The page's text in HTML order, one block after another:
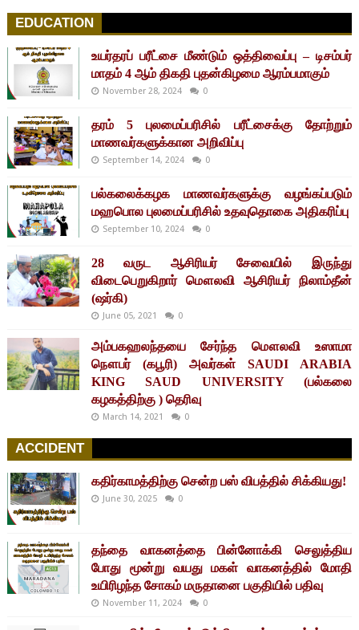
EDUCATION
உயர்தரப் பரீட்சை மீண்டும் ஒத்திவைப்பு – டிசம்பர்
மாதம் 4 ஆம் திகதி புதன்கிழமை ஆரம்பமாகும்
November 28, 2024 0
தரம் 5 புலமைப்பரிசில் பரீட்சைக்கு தோற்றும்
மாணவர்களுக்கான அறிவிப்பு
September 14, 2024 0
பல்கலைக்கழக மாணவர்களுக்கு வழங்கப்படும்
மஹபொல புலமைப்பரிசில் உதவுதொகை அதிகரிப்பு
September 10, 2024 0
28 வருட ஆசிரியர் சேவையில் இருந்து
விடைபெறுகிறார் மௌலவி ஆசிரியர் நிலாம்தீன்
(ஷர்கி)
June 05, 2021 0
அம்பகஹலந்தயை சேர்ந்த மௌலவி உஸாமா
நௌபர் (கபூரி) அவர்கள் SAUDI ARABIA
KING SAUD UNIVERSITY (பல்கலை
கழகத்திற்கு ) தெரிவு
March 14, 2021 0
ACCIDENT
கதிர்காமத்திற்கு சென்ற பஸ் விபத்தில் சிக்கியது!
June 30, 2025 0
தந்தை வாகனத்தை பின்னோக்கி செலுத்திய
போது மூன்று வயது மகள் வாகனத்தில் மோதி
உயிரிழந்த சோகம் மருதானை பகுதியில் பதிவு
November 11, 2024 0